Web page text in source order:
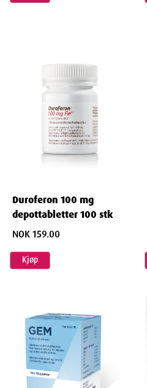
Duroferon 100 mg
depottabletter 100 stk
NOK 159.00
Kjøp